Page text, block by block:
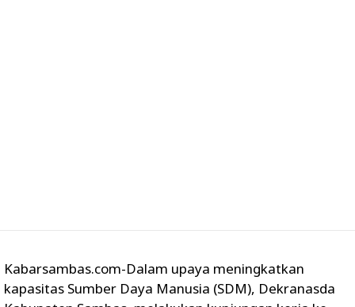
Kabarsambas.com-Dalam upaya meningkatkan
kapasitas Sumber Daya Manusia (SDM), Dekranasda